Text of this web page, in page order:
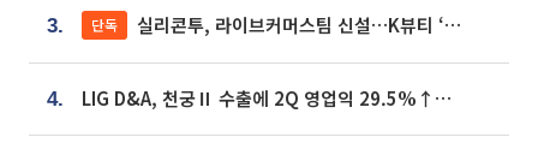
3. 단독 실리콘투, 라이브커머스팀 신설…K뷰티 ‘글로벌 판매망’ 확대[K뷰티 라방戰]
4. LIG D&A, 천궁Ⅱ 수출에 2Q 영업익 29.5%↑…수주잔고 24.6조 [종합]